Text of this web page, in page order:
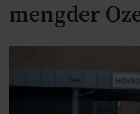
mengder